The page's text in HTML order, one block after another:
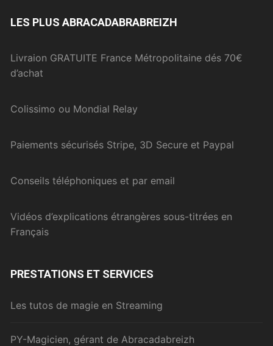
LES PLUS ABRACADABRABREIZH
Livraion GRATUITE France Métropolitaine dés 70€
d’achat
Colissimo ou Mondial Relay
Paiements sécurisés Stripe, 3D Secure et Paypal
Conseils téléphoniques et par email
Vidéos d’explications étrangères sous-titrées en
Français
PRESTATIONS ET SERVICES
Les tutos de magie en Streaming
PY-Magicien, gérant de Abracadabreizh